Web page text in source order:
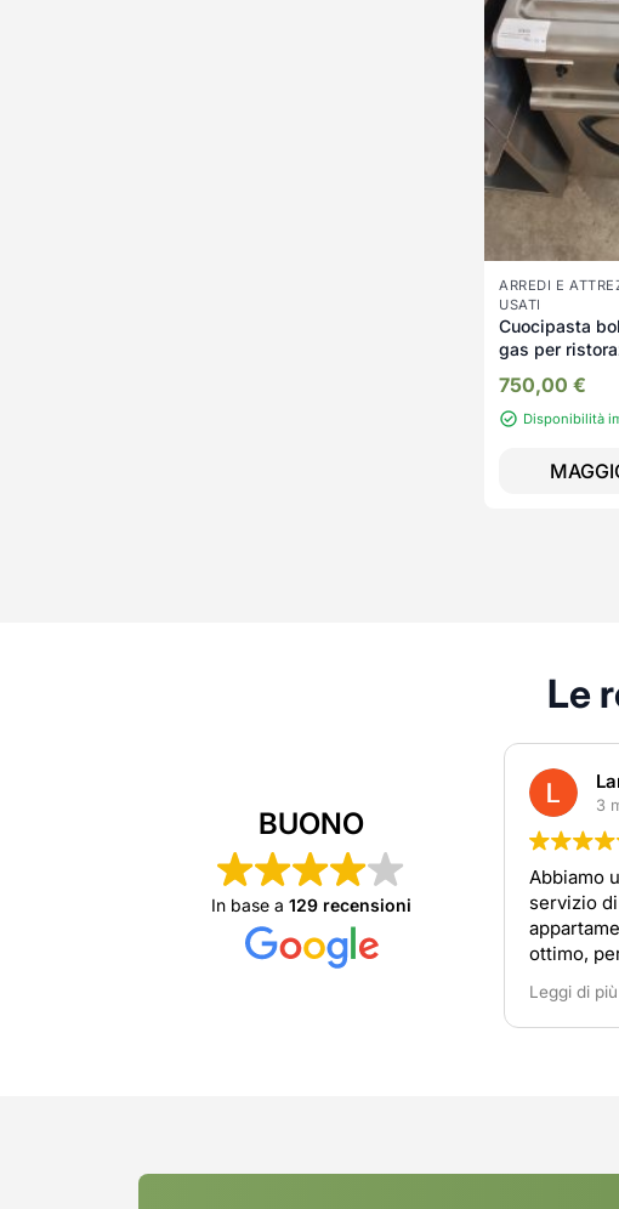
ARREDI E
USATI
Cuocipasta
gas per
750,00 €
Disponibilità
Le
BUONO
In base a 129 recensioni
Lara Selogna
Abbiamo usufruito del
servizio di sgombero di un
appartamento; servizio
ottimo, personale veloce ed
rivolgersi a loro in caso di